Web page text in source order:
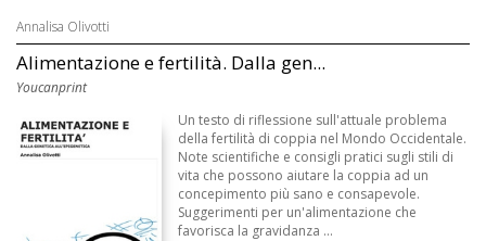
Annalisa Olivotti
Alimentazione e fertilità. Dalla gen...
Youcanprint
Un testo di riflessione sull'attuale problema
della fertilità di coppia nel Mondo Occidentale.
Note scientifiche e consigli pratici sugli stili di
vita che possono aiutare la coppia ad un
concepimento più sano e consapevole.
Suggerimenti per un'alimentazione che
favorisca la gravidanza ...